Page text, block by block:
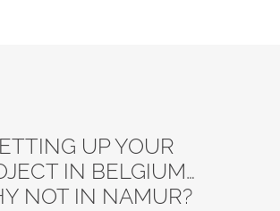
UP YOUR
IN BELGIUM…
NOT IN NAMUR?